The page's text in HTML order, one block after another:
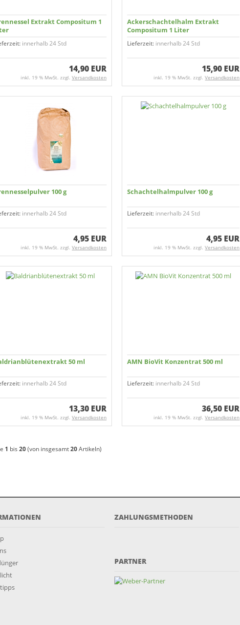
Extrakt Compositum 1
innerhalb 24 Std
14,90 EUR
inkl. 19 % MwSt. zzgl. Versandkosten
Ackerschachtelhalm Extrakt
Compositum 1 Liter
Lieferzeit: innerhalb 24 Std
15,90 EUR
inkl. 19 % MwSt. zzgl.Versandkosten
100 g
innerhalb 24 Std
4,95 EUR
inkl. 19 % MwSt. zzgl. Versandkosten
Schachtelhalm­pulver 100 g
Lieferzeit: innerhalb 24 Std
4,95 EUR
inkl. 19 % MwSt. zzgl.Versandkosten
50 ml
innerhalb 24 Std
13,30 EUR
inkl. 19 % MwSt. zzgl. Versandkosten
AMN BioVit Konzentrat 500 ml
Lieferzeit: innerhalb 24 Std
36,50 EUR
inkl. 19 % MwSt. zzgl.Versandkosten
1 bis20(von insgesamt20Artikeln)
ZAHLUNGSMETHODEN
PARTNER